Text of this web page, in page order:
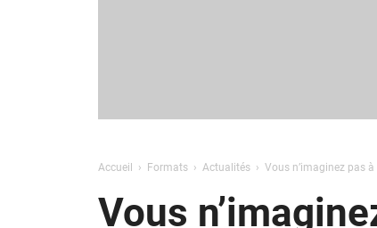
Accueil Formats Actualités Vous n’imaginez pas
Vous